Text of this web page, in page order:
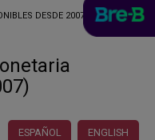
DESDE 2007)
ESPAÑOL ENGLISH